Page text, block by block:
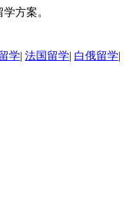
方案。
学| 法国留学| 白俄留学|